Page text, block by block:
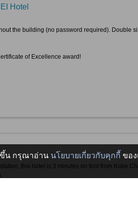
Hotel
the building (no password required). Double
of Excellence award!
this hotel is 3 minutes on foot from Kobe
ขึ้น กรุณาอ่าน นโยบายเกี่ยวกับคุกกี้ ขอ